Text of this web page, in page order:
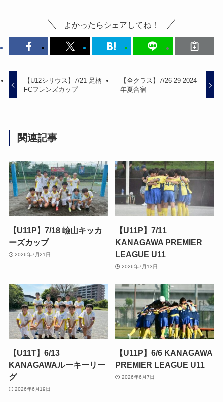
よかったらシェアしてね！
【U12シリウス】7/21 足柄
FCフレンズカップ
【全クラス】7/26-29 2024
年夏合宿
関連記事
【U11P】7/18 嶮山キッカ
ーズカップ
2026年7月21日
【U11P】7/11
KANAGAWA PREMIER
LEAGUE U11
2026年7月13日
【U11T】6/13
KANAGAWAルーキーリー
グ
2026年6月19日
【U11P】6/6 KANAGAWA
PREMIER LEAGUE U11
2026年6月7日